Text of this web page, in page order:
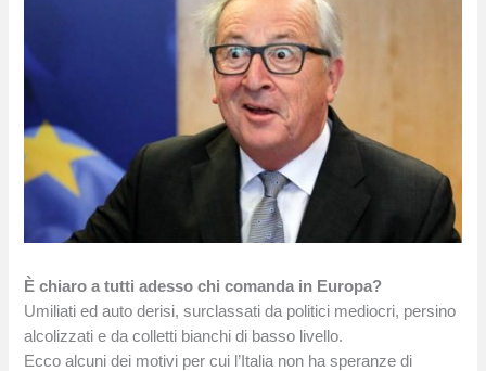
È chiaro a tutti adesso chi comanda in Europa?
Umiliati ed auto derisi, surclassati da politici mediocri, persino
alcolizzati e da colletti bianchi di basso livello.
Ecco alcuni dei motivi per cui l’Italia non ha speranze di